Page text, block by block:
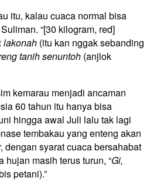
itu, kalau cuaca normal bisa
“[30 kilogram, red]
lakonah (itu kan nggak sebanding
tanih senuntoh (anjlok
kemarau menjadi ancaman
60 tahun itu hanya bisa
hingga awal Juli lalu tak lagi
tembakau yang enteng akan
dengan syarat cuaca bersahabat
masih terus turun, “Gi,
petani).”